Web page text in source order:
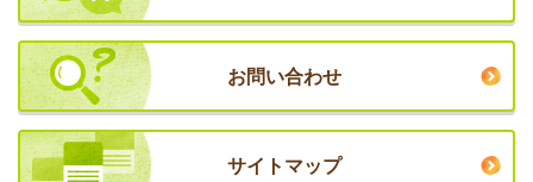
お問い合わせ
サイトマップ